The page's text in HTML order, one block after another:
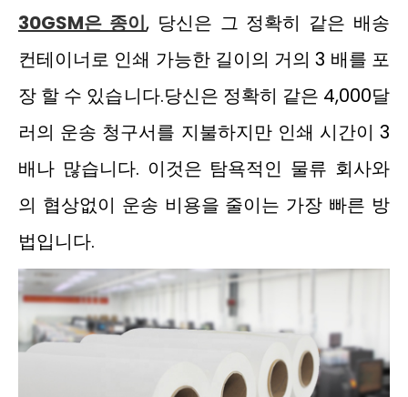
30GSM은 종이, 당신은 그 정확히 같은 배송
컨테이너로 인쇄 가능한 길이의 거의 3 배를 포
장 할 수 있습니다.당신은 정확히 같은 4,000달
러의 운송 청구서를 지불하지만 인쇄 시간이 3
배나 많습니다. 이것은 탐욕적인 물류 회사와
의 협상없이 운송 비용을 줄이는 가장 빠른 방
법입니다.